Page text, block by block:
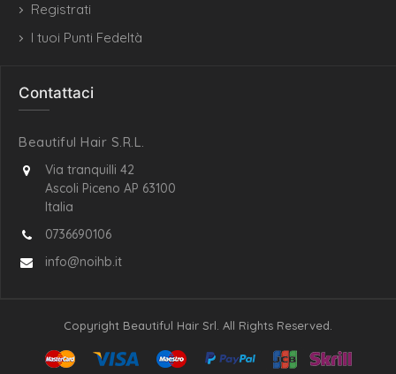
Registrati
I tuoi Punti Fedeltà
Contattaci
Beautiful Hair S.R.L.
Via tranquilli 42
Ascoli Piceno AP 63100
Italia
0736690106
info@noihb.it
Copyright Beautiful Hair Srl. All Rights Reserved.